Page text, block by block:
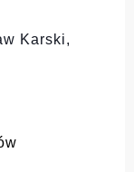
Karski,